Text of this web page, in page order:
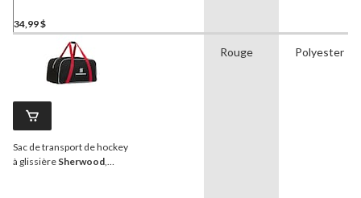
34,99 $
Sac de transport de hockey
à glissière Sherwood
Rouge Polyester